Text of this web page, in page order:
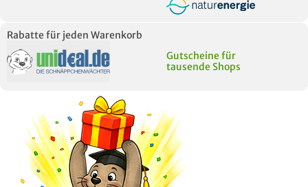
Rabatte für jeden Warenkorb
Gutscheine für
tausende Shops